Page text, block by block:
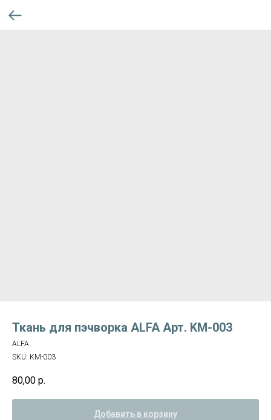
Ткань для пэчворка ALFA Арт. KM-003
ALFA
SKU: KM-003
80,00 р.
Добавить в корзину